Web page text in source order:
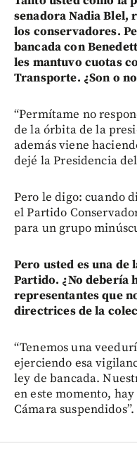
senadora Nadia Blel,
los conservadores.
bancada con
les mantuvo cuotas
Transporte. ¿Son o
“Permítame no
de la órbita de la
además viene
dejé la Presidencia
Pero le digo: cuando
el Partido
para un grupo
Pero usted es una de
Partido. ¿No debería
representantes que
directrices de la
“Tenemos una
ejerciendo esa
ley de bancada.
en este momento,
Cámara suspendidos”.